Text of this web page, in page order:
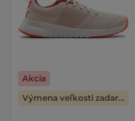
Akcia
Výmena veľkosti zadarmo